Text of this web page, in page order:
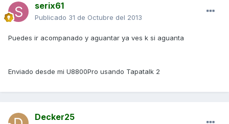
serix61
Publicado 31 de Octubre del 2013
Puedes ir acompanado y aguantar ya ves k si aguanta
Enviado desde mi U8800Pro usando Tapatalk 2
Decker25